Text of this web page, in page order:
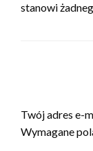
stanowi
Twój adres e-
Wymagane